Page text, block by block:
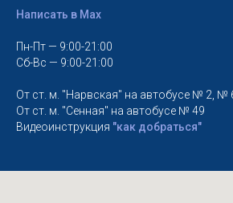
Написать в Max
Пн-Пт — 9:00-21:00
Сб-Вс — 9:00-21:00
От ст. м. "Нарвская" на автобусе № 2, №
От ст. м. "Сенная" на автобусе № 49
Видеоинструкция "как добраться"